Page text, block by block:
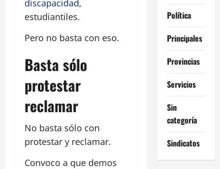
discapacidad,
estudiantiles.
Pero no basta con eso.
Basta sólo
protestar
reclamar
No basta sólo con
protestar y reclamar.
Convoco a que demos
Política
Principales
Provincias
Servicios
Sin
categoría
Sindicatos